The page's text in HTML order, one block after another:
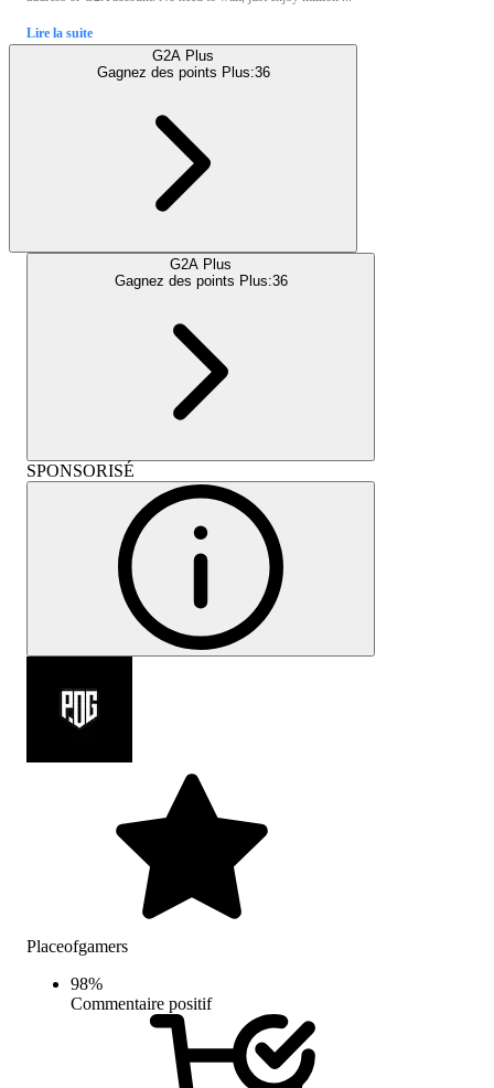
Lire la suite
G2A Plus
Gagnez des points Plus:36
G2A Plus
Gagnez des points Plus:36
SPONSORISÉ
Placeofgamers
98%
Commentaire positif